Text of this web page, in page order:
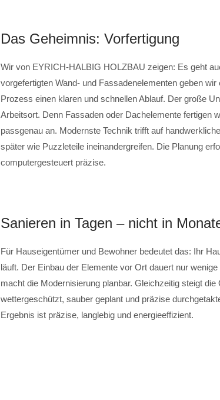
Das Geheimnis: Vorfertigung
Wir von EYRICH-HALBIG HOLZBAU zeigen: Es geht
vorgefertigten Wand- und Fassadenelementen geben
Prozess einen klaren und schnellen Ablauf. Der große
Arbeitsort. Denn Fassaden oder Dachelemente fertigen
passgenau an. Modernste Technik trifft auf
später wie Puzzleteile ineinandergreifen. Die Planung
computergesteuert präzise.
Sanieren in Tagen – nicht in
Für Hauseigentümer und Bewohner bedeutet das: Ihr
läuft. Der Einbau der Elemente vor Ort dauert nur
macht die Modernisierung planbar. Gleichzeitig steigt
wettergeschützt, sauber geplant und präzise
Ergebnis ist präzise, langlebig und energieeffizient.